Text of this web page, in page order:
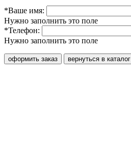
*Ваше имя:
Нужно заполнить это поле
*Телефон:
Нужно заполнить это поле
оформить заказ вернуться в каталог